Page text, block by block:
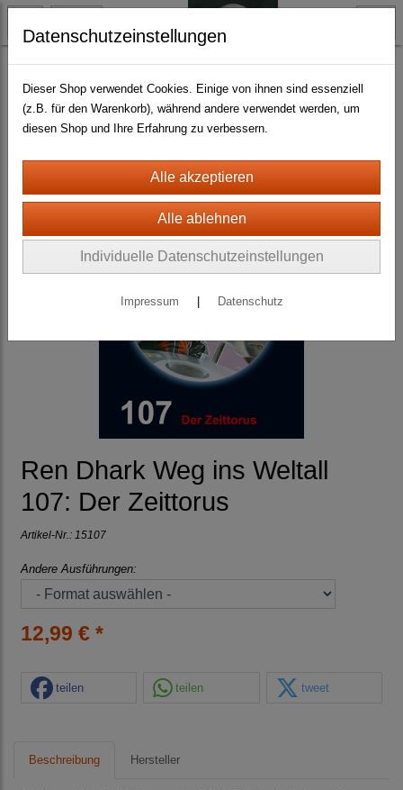
Science Fiction
Ren Dhark Weg ins Weltall
107: Der Zeittorus
Artikel-Nr.: 15107
Andere Ausführungen:
12,99 € *
teilen teilen tweet
Beschreibung Hersteller
Datenschutzeinstellungen
Dieser Shop verwendet Cookies. Einige von ihnen sind essenziell
(z.B. für den Warenkorb), während andere verwendet werden, um
diesen Shop und Ihre Erfahrung zu verbessern.
Individuelle Datenschutzeinstellungen
Impressum Datenschutz